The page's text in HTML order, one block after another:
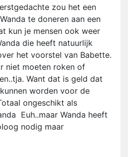
zou het een
te doneren aan een
kun je mensen ook weer
die heeft natuurlijk
het voorstel van Babette.
niet moeten roken of
Want dat is geld dat
worden voor de
ongeschikt als
Euh..maar Wanda heeft
nodig maar